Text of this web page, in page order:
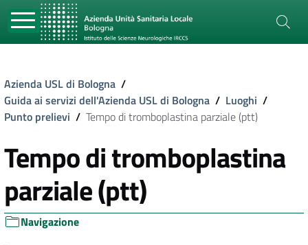
Azienda USL di Bologna /
Guida ai servizi dell'Azienda USL di Bologna / Luoghi /
Punto prelievi / Tempo di tromboplastina parziale (ptt)
Tempo di tromboplastina
parziale (ptt)
Navigazione